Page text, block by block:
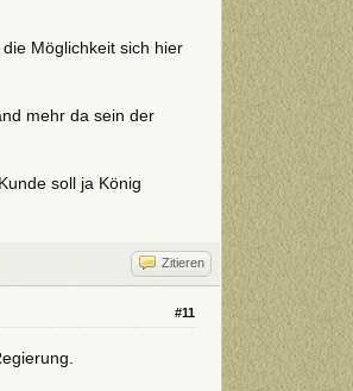
Möglichkeit sich hier
mehr da sein der
soll ja König
Zitieren
#11